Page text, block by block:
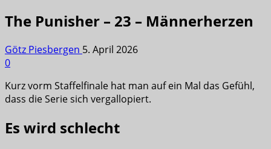
The Punisher – 23 – Männerherzen
Götz Piesbergen 5. April 2026
0
Kurz vorm Staffelfinale hat man auf ein Mal das Gefühl,
dass die Serie sich vergallopiert.
Es wird schlecht